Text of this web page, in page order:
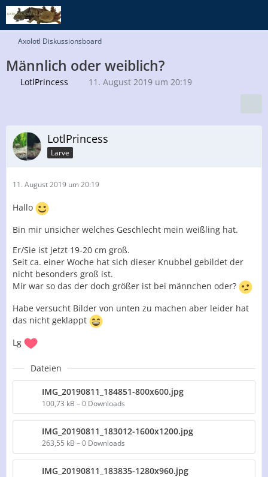
Axolotl Diskussionsboard
Männlich oder weiblich?
LotlPrincess 11. August 2019 um 20:19
LotlPrincess
Larve
11. August 2019 um 20:19
Hallo
Bin mir unsicher welches Geschlecht mein weißling hat.
Er/Sie ist jetzt 19-20 cm groß.
Seit ca. einer Woche hat sich dieser Knubbel gebildet der
nicht besonders groß ist.
Mir war so das der doch größer ist bei männchen oder?
Habe versucht Bilder von unten zu machen aber leider hat
das nicht geklappt
Lg
Dateien
IMG_20190811_184851-800x600.jpg
100,73 kB – 0 Downloads
IMG_20190811_183012-1600x1200.jpg
263,55 kB – 0 Downloads
IMG_20190811_183835-1280x960.jpg